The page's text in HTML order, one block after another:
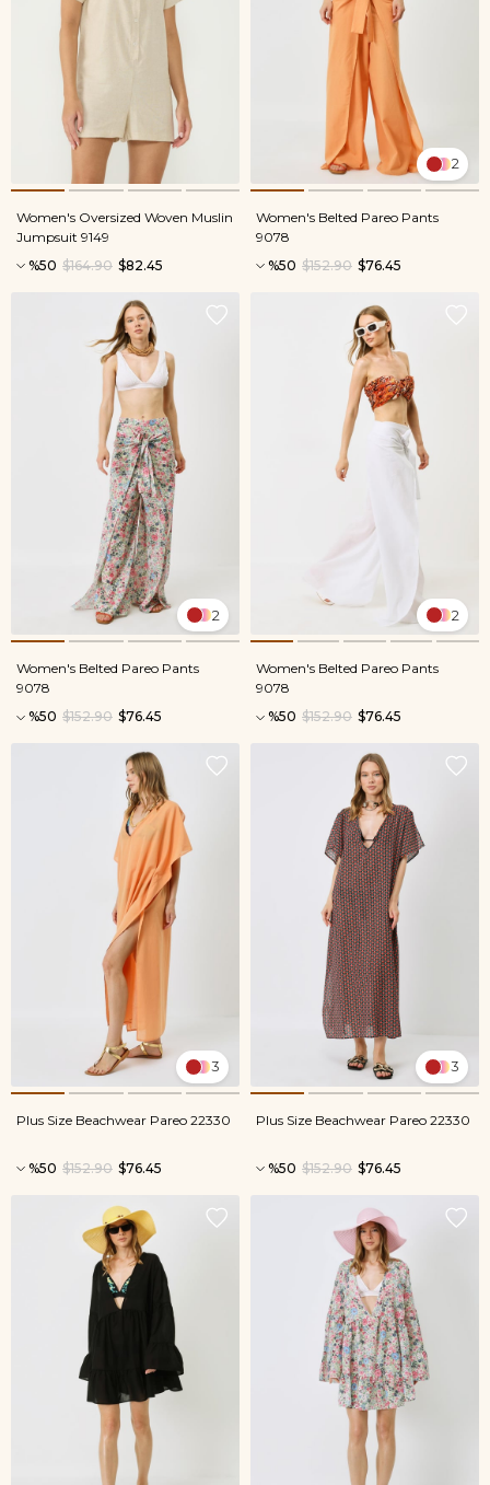
Women's Oversized Woven Muslin
Jumpsuit 9149
%50
$82.45
$164.90
2
Women's Belted Pareo Pants
9078
%50
$76.45
$152.90
2
Women's Belted Pareo Pants
9078
%50
$76.45
$152.90
2
Women's Belted Pareo Pants
9078
%50
$76.45
$152.90
3
Plus Size Beachwear Pareo 22330
%50 $76.45
$152.90
3
Plus Size Beachwear Pareo 22330
%50 $76.45
$152.90